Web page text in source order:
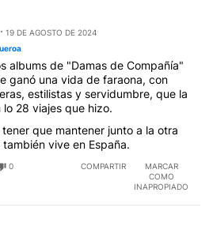
19 DE AGOSTO DE 2024
albums de "Damas de Compañía"
ganó una vida de faraona, con
estilistas y servidumbre, que la
28 viajes que hizo.
que mantener junto a la otra
vive en España.
0 COMPARTIR
MARCAR
COMO
INAPROPIADO